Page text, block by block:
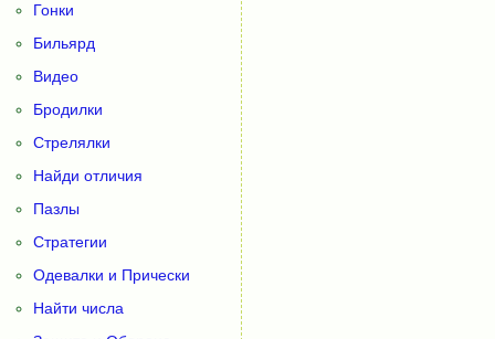
Гонки
Бильярд
Видео
Бродилки
Стрелялки
Найди отличия
Пазлы
Стратегии
Одевалки и Прически
Найти числа